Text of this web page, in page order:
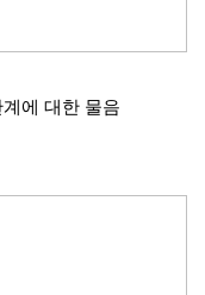
에 대한 물음